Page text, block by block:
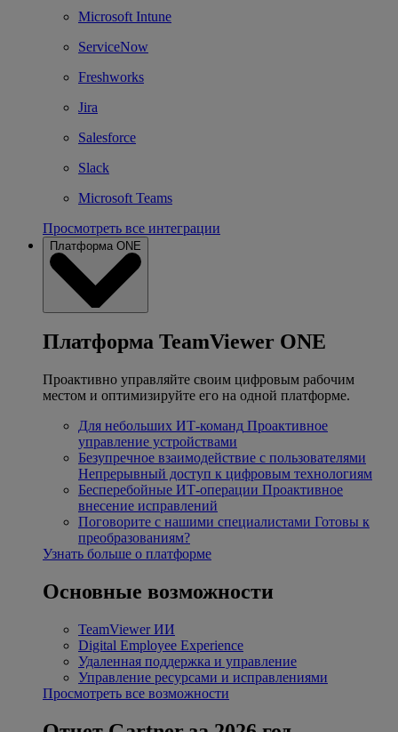
Microsoft Intune
ServiceNow
Freshworks
Jira
Salesforce
Slack
Microsoft Teams
Просмотреть все интеграции
Платформа ONE
Платформа TeamViewer ONE
Проактивно управляйте своим цифровым рабочим
местом и оптимизируйте его на одной платформе.
Для небольших ИТ-команд Проактивное
управление устройствами
Безупречное взаимодействие с пользователями
Непрерывный доступ к цифровым технологиям
Бесперебойные ИТ-операции Проактивное
внесение исправлений
Поговорите с нашими специалистами Готовы к
преобразованиям?
Узнать больше о платформе
Основные возможности
TeamViewer ИИ
Digital Employee Experience
Удаленная поддержка и управление
Управление ресурсами и исправлениями
Просмотреть все возможности